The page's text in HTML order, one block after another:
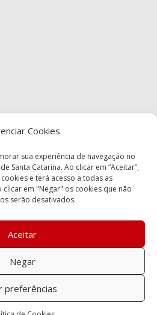
Cookies
sua experiência de navegação no
Santa Catarina. Ao clicar em “Aceitar”,
e terá acesso a todas as
em "Negar" os cookies que não
serão desativados.
Aceitar
Negar
preferências
SC
Direitos Reservados SC - Governo de